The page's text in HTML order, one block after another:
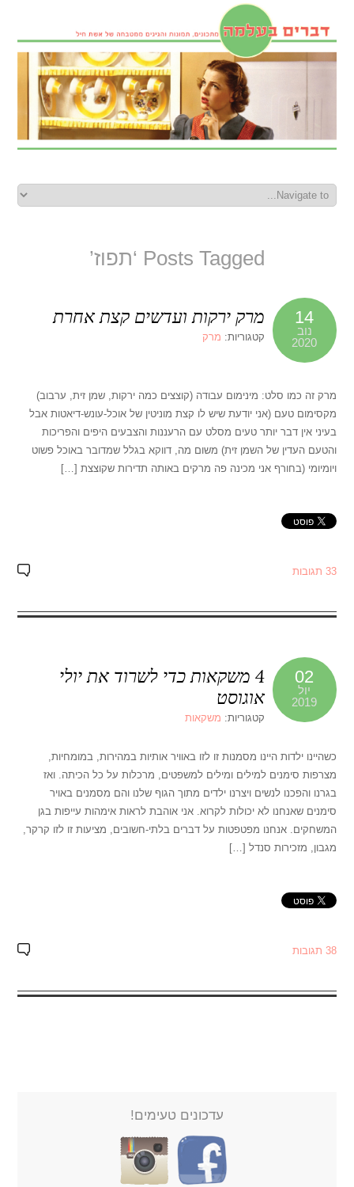
Posts Tagged ‘תפוז’
14
נוב
2020
מרק ירקות ועדשים קצת אחרת
קטגוריות: מרק
מרק זה כמו סלט: מינימום עבודה (קוצצים כמה ירקות, שמן זית, ערבוב)
מקסימום טעם (אני יודעת שיש לו קצת מוניטין של אוכל-עונש-דיאטות אבל
בעיני אין דבר יותר טעים מסלט עם הרעננות והצבעים היפים והפריכות
והטעם העדין של השמן זית) משום מה, דווקא בגלל שמדובר באוכל פשוט
ויומיומי (בחורף אני מכינה פה מרקים באותה תדירות שקוצצת […]
33 תגובות
02
יול
2019
4 משקאות כדי לשרוד את יולי
אוגוסט
קטגוריות: משקאות
כשהיינו ילדות היינו מסמנות זו לזו באוויר אותיות במהירות, במומחיות,
מצרפות סימנים למילים ומילים למשפטים, מרכלות על כל הכיתה. ואז
בגרנו והפכנו לנשים ויצרנו ילדים מתוך הגוף שלנו והם מסמנים באויר
סימנים שאנחנו לא יכולות לקרוא. אני אוהבת לראות אימהות עייפות בגן
המשחקים. אנחנו מפטפטות על דברים בלתי-חשובים, מציעות זו לזו קרקר,
מגבון, מזכירות סנדל […]
38 תגובות
עדכונים טעימים!